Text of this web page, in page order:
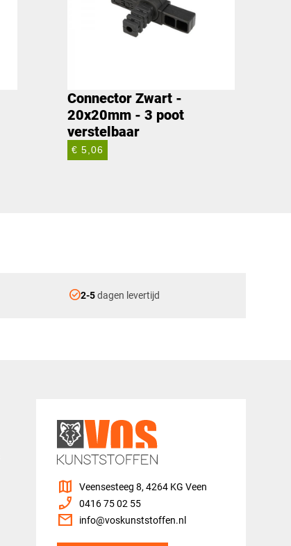
Connector Zwart -
20x20mm - 3 poot
verstelbaar
€ 5,06
check_circle2-5dagen levertijd
map Veensesteeg 8, 4264 KG Veen
phone_enabled 0416 75 02 55
mail info@voskunststoffen.nl